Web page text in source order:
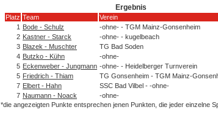
Ergebnis
Platz Team Verein
1 Bode - Schulz
-ohne- - TGM Mainz-Gonsenheim
2 Kastner - Starck
-ohne- - kugelbeach
3 Blazek - Muschter
TG Bad Soden
4 Butzko - Kühn
-ohne-
5 Eckenweber - Jungmann -ohne- - Heidelberger Turnverein
5 Friedrich - Thiam
TG Gonsenheim - TGM Mainz-
7 Elbert - Hahn
SSC Bad Vilbel - -ohne-
7 Naumann - Noack
-ohne-
*die angezeigten Punkte entsprechen jenen Punkten, die jeder einzelne